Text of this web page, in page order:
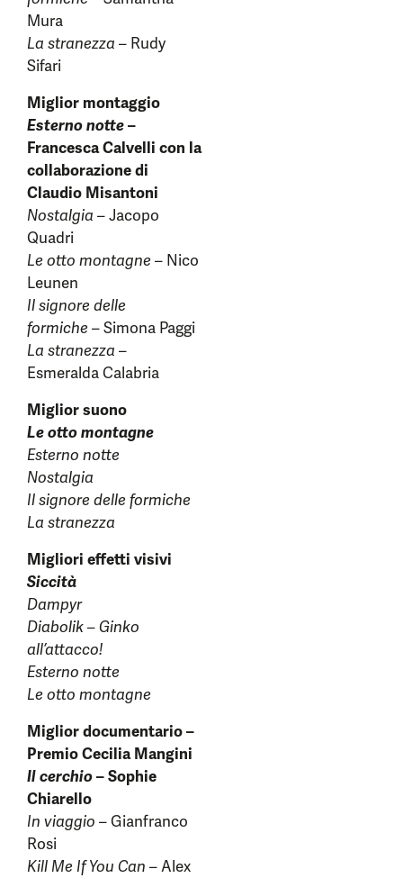
Mura
La stranezza – Rudy
Sifari
Miglior montaggio
Esterno notte–
Francesca Calvelli con la
collaborazione di
Claudio Misantoni
Nostalgia – Jacopo
Quadri
Le otto montagne – Nico
Leunen
Il signore delle
formiche – Simona Paggi
La stranezza –
Esmeralda Calabria
Miglior suono
Le otto montagne
Esterno notte
Nostalgia
Il signore delle formiche
La stranezza
Migliori effetti visivi
Siccità
Dampyr
Diabolik – Ginko
all’attacco!
Esterno notte
Le otto montagne
Miglior documentario –
Premio Cecilia Mangini
Il cerchio– Sophie
Chiarello
In viaggio – Gianfranco
Rosi
Kill Me If You Can – Alex